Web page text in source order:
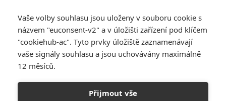
Vaše volby souhlasu jsou uloženy v souboru cookie s
názvem "euconsent-v2" a v úložišti zařízení pod klíčem
"cookiehub-ac". Tyto prvky úložiště zaznamenávají
vaše signály souhlasu a jsou uchovávány maximálně
12 měsíců.
Přijmout vše